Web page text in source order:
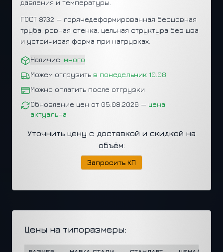
давления и температуры.
ГОСТ 8732 — горячедеформированная бесшовная
труба: ровная стенка, цельная структура без шва
и устойчивая форма при нагрузках.
Наличие: много
Можем отгрузить в понедельник 10.08
Можно оплатить после отгрузки
Обновление цен от 05.08.2026 — цена
актуальна
Уточнить цену с доставкой и скидкой на
объём:
Запросить КП
Цены на типоразмеры: